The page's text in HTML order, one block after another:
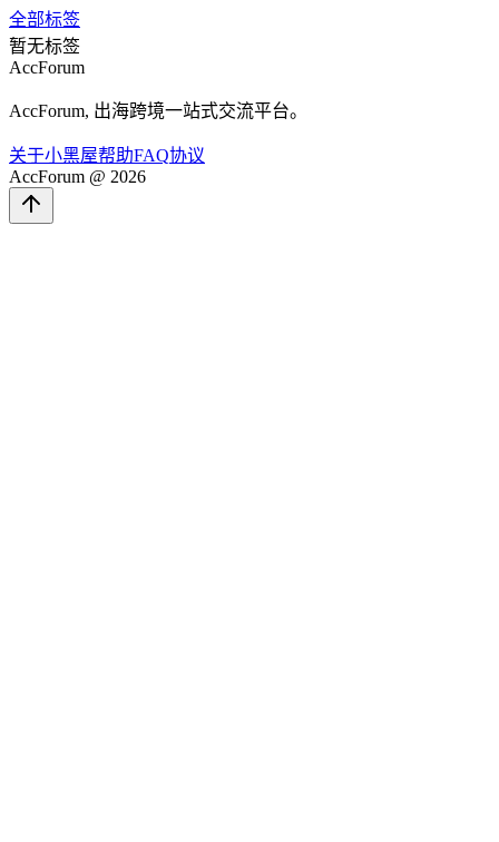
全部标签
暂无标签
AccForum
AccForum, 出海跨境一站式交流平台。
关于小黑屋帮助FAQ协议
AccForum @ 2026